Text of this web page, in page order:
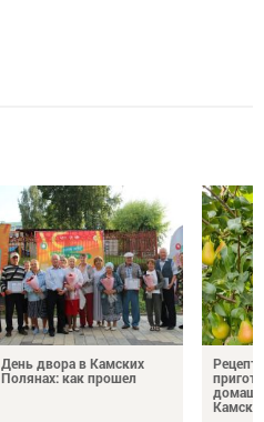
День двора в Камских
Полянах: как прошел